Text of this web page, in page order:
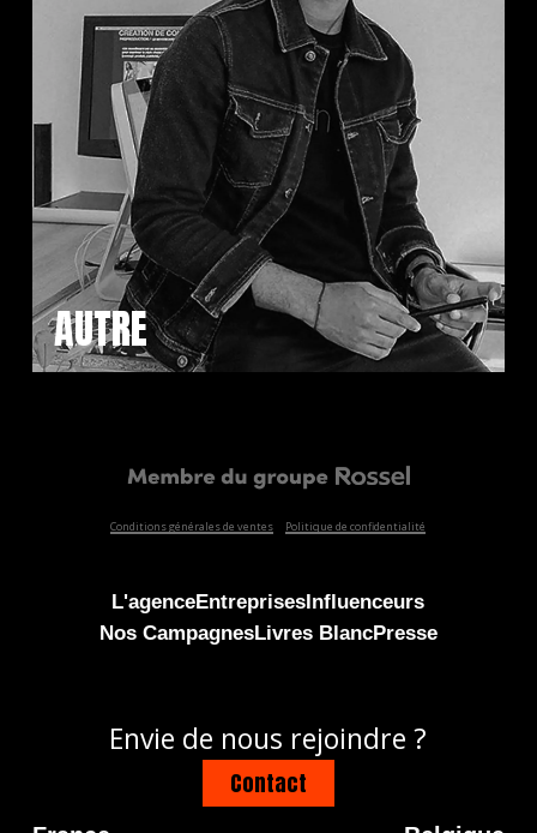
AUTRE
Conditions générales de ventes Politique de confidentialité
L'agenceEntreprises Influenceurs
Nos CampagnesLivres BlancPresse
Envie de nous rejoindre ?
Contact